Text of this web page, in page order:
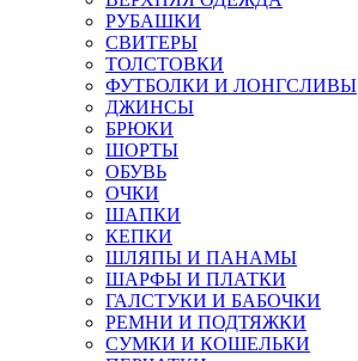
РУБАШКИ
СВИТЕРЫ
ТОЛСТОВКИ
ФУТБОЛКИ И ЛОНГСЛИВЫ
ДЖИНСЫ
БРЮКИ
ШОРТЫ
ОБУВЬ
ОЧКИ
ШАПКИ
КЕПКИ
ШЛЯПЫ И ПАНАМЫ
ШАРФЫ И ПЛАТКИ
ГАЛСТУКИ И БАБОЧКИ
РЕМНИ И ПОДТЯЖКИ
СУМКИ И КОШЕЛЬКИ